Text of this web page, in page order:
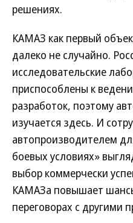
решениях.
КАМАЗ как первый
далеко не случайно.
исследовательские
приспособлены к
разработок, поэтому
изучается здесь. И
автопроизводителем
боевых условиях»
выбор коммерчески
КАМАЗа повышает
переговорах с другими